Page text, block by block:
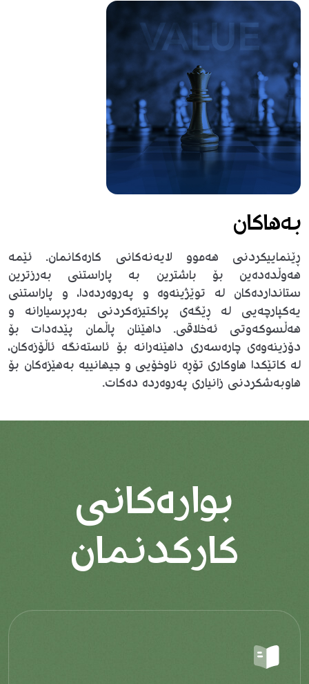
بەهاکان
ڕێنماییکردنی هەموو لایەنەکانی کارەکانمان. ئێمە
هەوڵدەدەین بۆ باشترین بە پاراستنی بەرزترین
ستانداردەکان لە توێژینەوە و پەروەردەدا، و پاراستنی
یەکپارچەیی لە ڕێگەی پراکتیزەکردنی بەرپرسیارانە و
هەڵسوکەوتی ئەخلاقی. داهێنان پاڵمان پێدەدات بۆ
دۆزینەوەی چارەسەری داهێنەرانە بۆ ئاستەنگە ئاڵۆزەکان،
لە کاتێکدا هاوکاری تۆڕە ناوخۆیی و جیهانییە بەهێزەکان بۆ
هاوبەشکردنی زانیاری پەروەردە دەکات.
بوارەکانی
کارکدنمان